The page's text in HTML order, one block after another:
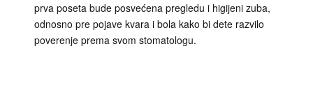
prva poseta bude posvećena pregledu i higijeni zuba,
odnosno pre pojave kvara i bola kako bi dete razvilo
poverenje prema svom stomatologu.